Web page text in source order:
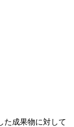
た成果物に対して